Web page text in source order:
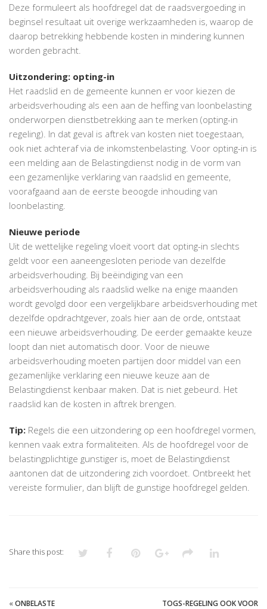
Deze formuleert als hoofdregel dat de raadsvergoeding in
beginsel resultaat uit overige werkzaamheden is, waarop de
daarop betrekking hebbende kosten in mindering kunnen
worden gebracht.
Uitzondering: opting-in
Het raadslid en de gemeente kunnen er voor kiezen de
arbeidsverhouding als een aan de heffing van loonbelasting
onderworpen dienstbetrekking aan te merken (opting-in
regeling). In dat geval is aftrek van kosten niet toegestaan,
ook niet achteraf via de inkomstenbelasting. Voor opting-in is
een melding aan de Belastingdienst nodig in de vorm van
een gezamenlijke verklaring van raadslid en gemeente,
voorafgaand aan de eerste beoogde inhouding van
loonbelasting.
Nieuwe periode
Uit de wettelijke regeling vloeit voort dat opting-in slechts
geldt voor een aaneengesloten periode van dezelfde
arbeidsverhouding. Bij beëindiging van een
arbeidsverhouding als raadslid welke na enige maanden
wordt gevolgd door een vergelijkbare arbeidsverhouding met
dezelfde opdrachtgever, zoals hier aan de orde, ontstaat
een nieuwe arbeidsverhouding. De eerder gemaakte keuze
loopt dan niet automatisch door. Voor de nieuwe
arbeidsverhouding moeten partijen door middel van een
gezamenlijke verklaring een nieuwe keuze aan de
Belastingdienst kenbaar maken. Dat is niet gebeurd. Het
raadslid kan de kosten in aftrek brengen.
Tip: Regels die een uitzondering op een hoofdregel vormen,
kennen vaak extra formaliteiten. Als de hoofdregel voor de
belastingplichtige gunstiger is, moet de Belastingdienst
aantonen dat de uitzondering zich voordoet. Ontbreekt het
vereiste formulier, dan blijft de gunstige hoofdregel gelden.
Share this post:
«ONBELASTE
TOGS-REGELING OOK VOOR